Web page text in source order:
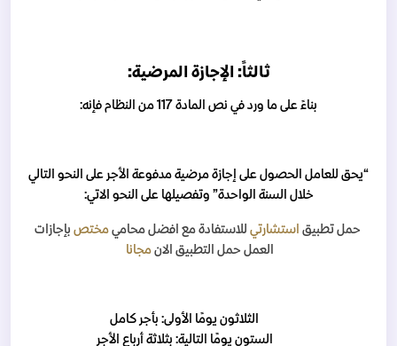
ثالثاً: الإجازة المرضية:
بناءً على ما ورد في نص المادة 117 من النظام فإنه:
“يحق للعامل الحصول على إجازة مرضية مدفوعة الأجر على النحو التالي
خلال السنة الواحدة” وتفصيلها على النحو الاتي:
حمل تطبيق استشارتي للاستفادة مع افضل محاميمختص بإجازات
العمل حمل التطبيق الان مجانا
الثلاثون يومًا الأولى: بأجر كامل
الستون يومًا التالية: بثلاثة أرباع الأجر